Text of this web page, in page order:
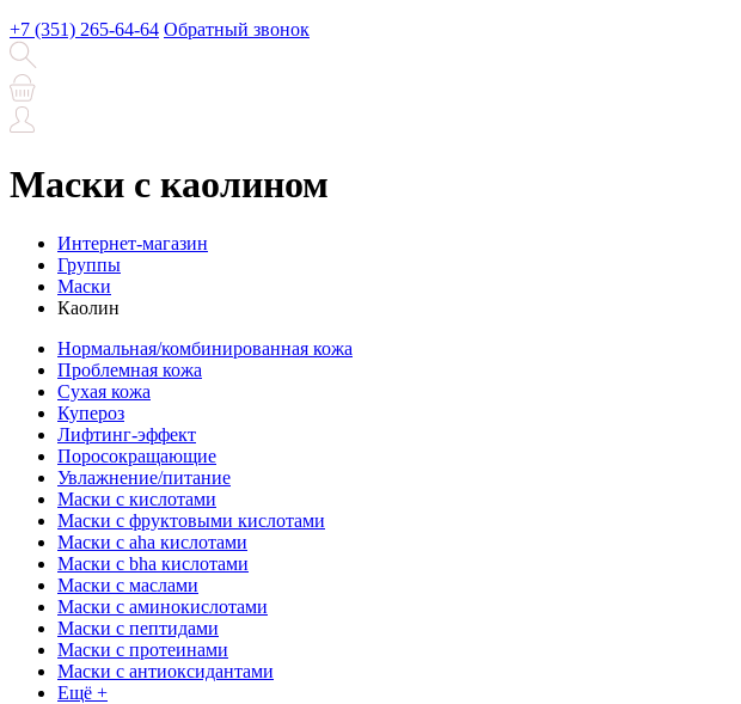
+7 (351) 265-64-64 Обратный звонок
Маски с каолином
Интернет-магазин
Группы
Маски
Каолин
Нормальная/комбинированная кожа
Проблемная кожа
Сухая кожа
Купероз
Лифтинг-эффект
Поросокращающие
Увлажнение/питание
Маски с кислотами
Маски с фруктовыми кислотами
Маски с aha кислотами
Маски с bha кислотами
Маски с маслами
Маски с аминокислотами
Маски с пептидами
Маски с протеинами
Маски с антиоксидантами
Ещё +